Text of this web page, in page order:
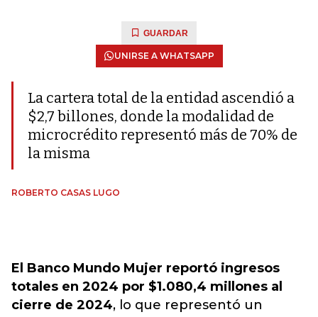
GUARDAR
UNIRSE A WHATSAPP
La cartera total de la entidad ascendió a
$2,7 billones, donde la modalidad de
microcrédito representó más de 70% de
la misma
ROBERTO CASAS LUGO
El Banco Mundo Mujer reportó ingresos
totales en 2024 por $1.080,4 millones al
cierre de 2024, lo que representó un